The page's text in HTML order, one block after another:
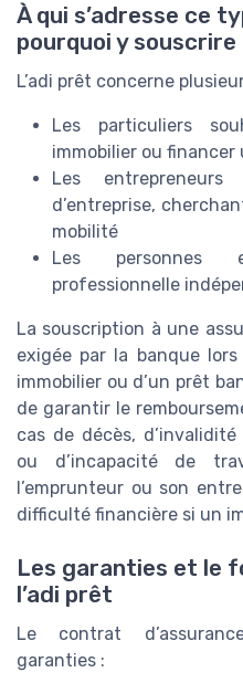
À qui s’adresse ce
pourquoi y souscrire
L’adi prêt concerne
Les particuliers
immobilier ou
Les
d’entreprise,
mobilité
Les personnes
professionnelle
La souscription à une
exigée par la banque
immobilier ou d’un prêt
de garantir le
cas de décès,
ou d’incapacité de
l’emprunteur ou son
difficulté financière si un
Les garanties et le
l’adi prêt
Le contrat
garanties :